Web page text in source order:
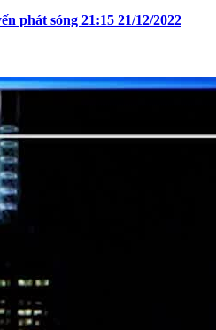
phát sóng 21:15 21/12/2022